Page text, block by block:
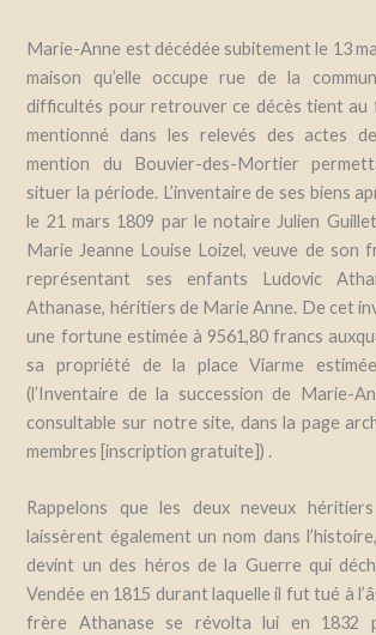
Marie-Anne est décédée subitement le 13
maison qu’elle occupe rue de la
difficultés pour retrouver ce décès tient au
mentionné dans les relevés des actes
mention du Bouvier-des-Mortier
situer la période. L’inventaire de ses biens
le 21 mars 1809 par le notaire Julien
Marie Jeanne Louise Loizel, veuve de son
représentant ses enfants Ludovic
Athanase, héritiers de Marie Anne. De cet
une fortune estimée à 9561,80 francs
sa propriété de la place Viarme
(l’Inventaire de la succession de Marie-
consultable sur notre site, dans la page
membres [inscription gratuite]) .
Rappelons que les deux neveux
laissèrent également un nom dans
devint un des héros de la Guerre qui
Vendée en 1815 durant laquelle il fut tué à
frère Athanase se révolta lui en 1832